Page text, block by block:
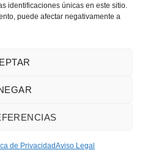
identificaciones únicas en este sitio.
puede afectar negativamente a
de PrivacidadAviso Legal
|Devoluciones |
generales
Digitales – mantenimiento web
|Condiciones generales de